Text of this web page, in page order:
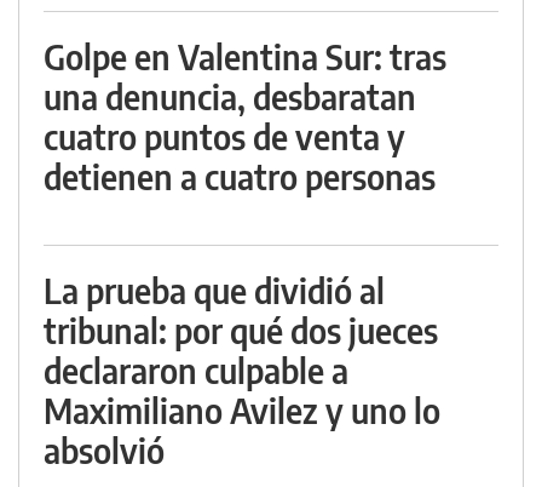
Golpe en Valentina Sur: tras
una denuncia, desbaratan
cuatro puntos de venta y
detienen a cuatro personas
La prueba que dividió al
tribunal: por qué dos jueces
declararon culpable a
Maximiliano Avilez y uno lo
absolvió